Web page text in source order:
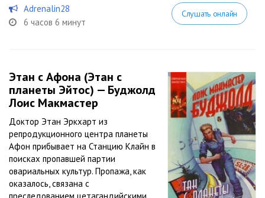
Adrenalin28
6 часов 6 минут
Слушать онлайн
Этан с Афона (Этан с
планеты Эйтос) — Буджолд
Лоис Макмастер
Доктор Этан Эркхарт из
репродукционного центра планеты
Афон прибывает на Станцию Клайн в
поисках пропавшей партии
овариальных культур. Пропажа, как
оказалось, связана с